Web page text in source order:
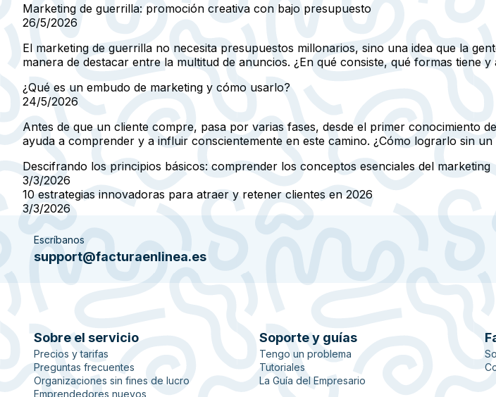
Marketing de guerrilla: promoción creativa con bajo presupuesto
26/5/2026
El marketing de guerrilla no necesita presupuestos millonarios, sino una idea que la
manera de destacar entre la multitud de anuncios. ¿En qué consiste, qué formas tiene
¿Qué es un embudo de marketing y cómo usarlo?
24/5/2026
Antes de que un cliente compre, pasa por varias fases, desde el primer conocimiento
ayuda a comprender y a influir conscientemente en este camino. ¿Cómo lograrlo sin un
Descifrando los principios básicos: comprender los conceptos esenciales del marketing
3/3/2026
10 estrategias innovadoras para atraer y retener clientes en 2026
3/3/2026
Escríbanos
support@facturaenlinea.es
Sobre el servicio
Precios y tarifas
Preguntas frecuentes
Organizaciones sin fines de lucro
Emprendedores nuevos
Soporte y guías
Tengo un problema
Tutoriales
La Guía del Empresario